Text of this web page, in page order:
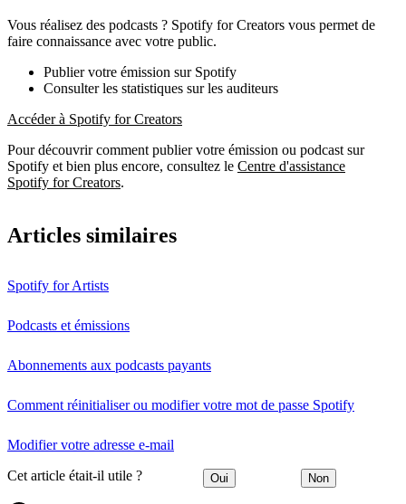
Vous réalisez des podcasts ? Spotify for Creators vous permet de
faire connaissance avec votre public.
Publier votre émission sur Spotify
Consulter les statistiques sur les auditeurs
Accéder à Spotify for Creators
Pour découvrir comment publier votre émission ou podcast sur
Spotify et bien plus encore, consultez le Centre d'assistance
Spotify for Creators.
Articles similaires
Spotify for Artists
Podcasts et émissions
Abonnements aux podcasts payants
Comment réinitialiser ou modifier votre mot de passe Spotify
Modifier votre adresse e-mail
Cet article était-il utile ? Oui Non